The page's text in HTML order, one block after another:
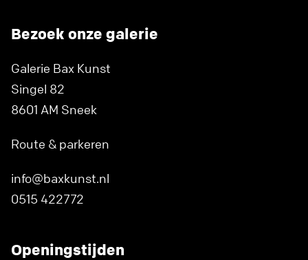
Bezoek onze galerie
Galerie Bax Kunst
Singel 82
8601 AM Sneek
Route & parkeren
info@baxkunst.nl
0515 422772
Openingstijden